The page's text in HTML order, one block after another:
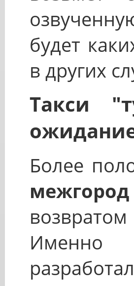
будет
в других
Такси
Более
Именно